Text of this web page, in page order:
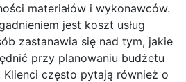
materiałów i wykonawców.
jest koszt usług
zastanawia się nad tym, jakie
przy planowaniu budżetu
Klienci często pytają również o